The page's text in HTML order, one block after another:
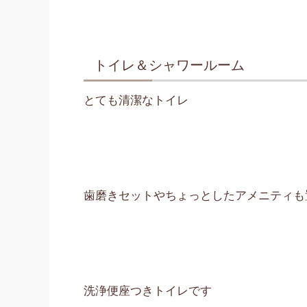
トイレ＆シャワールーム
とても清潔なトイレ
歯磨きセットやちょっとしたアメニティ
洗浄便座つきトイレです